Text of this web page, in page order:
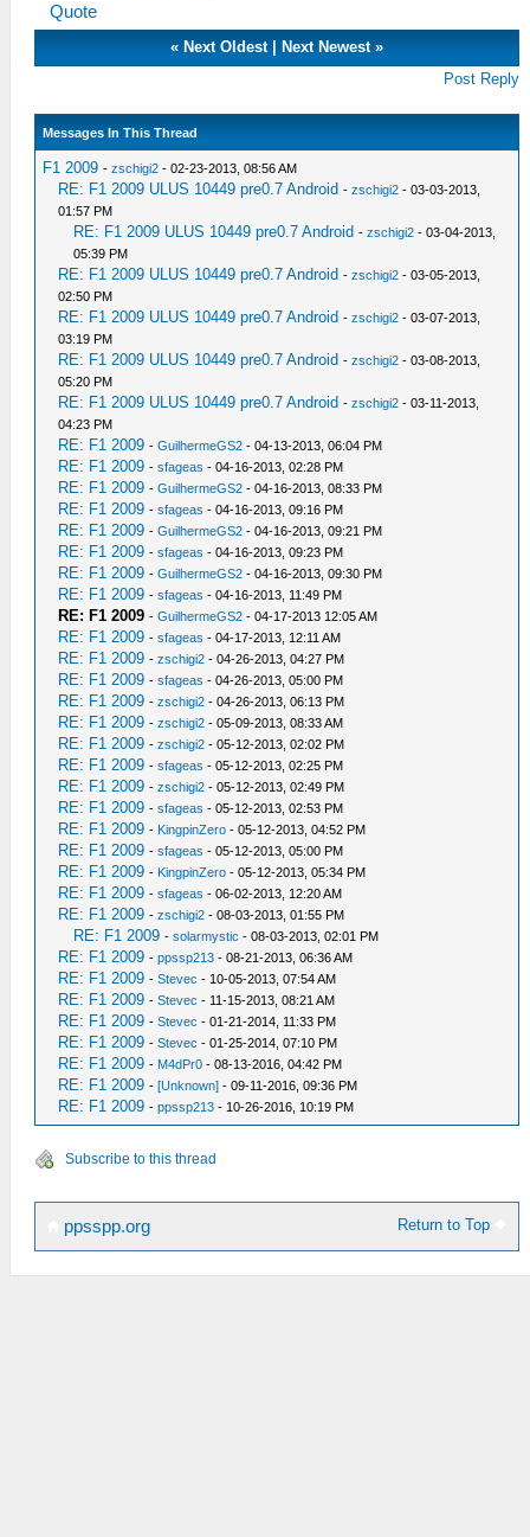
Quote
«Next Oldest|Next Newest »
Post Reply
Messages In This Thread
F1 2009 -zschigi2 - 02-23-2013, 08:56 AM
RE: F1 2009 ULUS 10449 pre0.7 Android -zschigi2 - 03-03-2013,
01:57 PM
RE: F1 2009 ULUS 10449 pre0.7 Android -zschigi2 - 03-04-2013,
05:39 PM
RE: F1 2009 ULUS 10449 pre0.7 Android -zschigi2 - 03-05-2013,
02:50 PM
RE: F1 2009 ULUS 10449 pre0.7 Android -zschigi2 - 03-07-2013,
03:19 PM
RE: F1 2009 ULUS 10449 pre0.7 Android -zschigi2 - 03-08-2013,
05:20 PM
RE: F1 2009 ULUS 10449 pre0.7 Android -zschigi2 - 03-11-2013,
04:23 PM
RE: F1 2009 -GuilhermeGS2 - 04-13-2013, 06:04 PM
RE: F1 2009 -sfageas - 04-16-2013, 02:28 PM
RE: F1 2009 -GuilhermeGS2 - 04-16-2013, 08:33 PM
RE: F1 2009 -sfageas - 04-16-2013, 09:16 PM
RE: F1 2009 -GuilhermeGS2 - 04-16-2013, 09:21 PM
RE: F1 2009 -sfageas - 04-16-2013, 09:23 PM
RE: F1 2009 -GuilhermeGS2 - 04-16-2013, 09:30 PM
RE: F1 2009 -sfageas - 04-16-2013, 11:49 PM
RE: F1 2009 -GuilhermeGS2 - 04-17-2013 12:05 AM
RE: F1 2009 -sfageas - 04-17-2013, 12:11 AM
RE: F1 2009 -zschigi2 - 04-26-2013, 04:27 PM
RE: F1 2009 -sfageas - 04-26-2013, 05:00 PM
RE: F1 2009 -zschigi2 - 04-26-2013, 06:13 PM
RE: F1 2009 -zschigi2 - 05-09-2013, 08:33 AM
RE: F1 2009 -zschigi2 - 05-12-2013, 02:02 PM
RE: F1 2009 -sfageas - 05-12-2013, 02:25 PM
RE: F1 2009 -zschigi2 - 05-12-2013, 02:49 PM
RE: F1 2009 -sfageas - 05-12-2013, 02:53 PM
RE: F1 2009 - KingpinZero - 05-12-2013, 04:52 PM
RE: F1 2009 -sfageas - 05-12-2013, 05:00 PM
RE: F1 2009 - KingpinZero - 05-12-2013, 05:34 PM
RE: F1 2009 -sfageas - 06-02-2013, 12:20 AM
RE: F1 2009 -zschigi2 - 08-03-2013, 01:55 PM
RE: F1 2009 -solarmystic - 08-03-2013, 02:01 PM
RE: F1 2009 -ppssp213 - 08-21-2013, 06:36 AM
RE: F1 2009 -Stevec - 10-05-2013, 07:54 AM
RE: F1 2009 -Stevec - 11-15-2013, 08:21 AM
RE: F1 2009 -Stevec - 01-21-2014, 11:33 PM
RE: F1 2009 -Stevec - 01-25-2014, 07:10 PM
RE: F1 2009 - M4dPr0 - 08-13-2016, 04:42 PM
RE: F1 2009 -[Unknown] - 09-11-2016, 09:36 PM
RE: F1 2009 -ppssp213 - 10-26-2016, 10:19 PM
Subscribe to this thread
Return to Top
ppsspp.org